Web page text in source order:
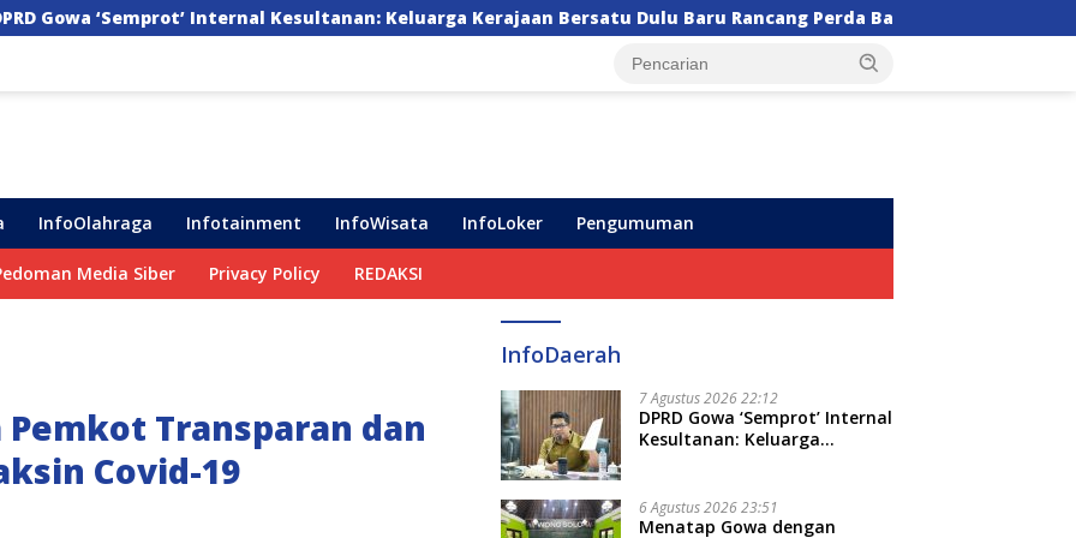
Kesultanan: Keluarga Kerajaan Bersatu Dulu Baru Rancang Perda Baru! Semarak HUT ke-102, Perumda
InfoOlahraga Infotainment InfoWisata InfoLoker Pengumuman
Media Siber Privacy Policy REDAKSI
Pemkot Transparan dan
Covid-19
InfoDaerah
7 Agustus 2026 22:12
DPRD Gowa ‘Semprot’ Internal
Kesultanan: Keluarga
6 Agustus 2026 23:51
Menatap Gowa dengan